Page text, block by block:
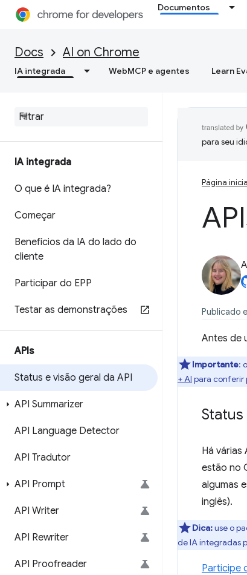
Documentos
Docs AI on Chrome
IA integrada WebMCP e agentes Learn
IA integrada
O que é IA integrada?
Começar
Benefícios da IA do lado do
cliente
Participar do EPP
Testar as demonstrações
APIs
Status e visão geral da API
API Summarizer
API Language Detector
API Tradutor
API Prompt
API Writer
API Rewriter
API Proofreader
para seu
Página
Publicado
Antes de
Importante:
+ AI para conferir
Status
Há várias
estão no
algumas
inglês).
Dica:use o
de IA integradas
Participe